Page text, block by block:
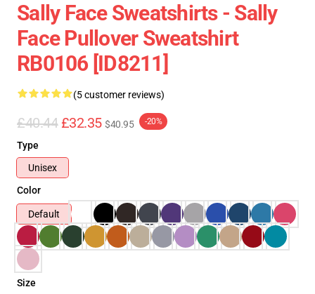
Sally Face Sweatshirts - Sally
Face Pullover Sweatshirt
RB0106 [ID8211]
(5 customer reviews)
£40.44 £32.35 $40.95 -20%
Type
Unisex
Color
Default
Size